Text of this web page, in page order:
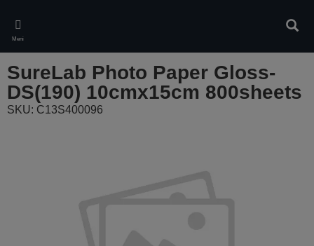
main
content
Meni
SureLab Photo Paper Gloss-
DS(190) 10cmx15cm 800sheets
SKU: C13S400096